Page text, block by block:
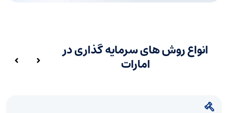
انواع روش های سرمایه گذاری در
امارات